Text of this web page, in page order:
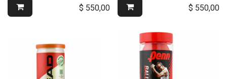
$ 550,00
$ 550,00